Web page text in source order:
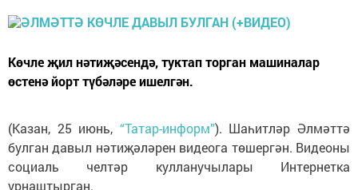
Көчле җил нәтиҗәсендә, туктап торган машиналар
өстенә йорт түбәләре ишелгән.
(Казан, 25 июнь, “Татар-информ”). Шаһитләр Әлмәттә
булган давыл нәтиҗәләрен видеога төшергән. Видеоны
социаль челтәр кулланучылары Интернетка
урнаштырган.